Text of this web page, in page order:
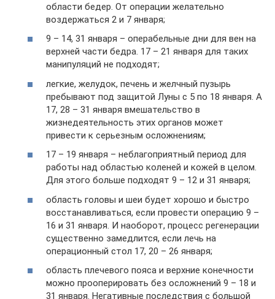
области бедер. От операции желательно
воздержаться 2 и 7 января;
9 – 14, 31 января – операбельные дни для вен на
верхней части бедра. 17 – 21 января для таких
манипуляций не подходят;
легкие, желудок, печень и желчный пузырь
пребывают под защитой Луны с 5 по 18 января. А
17, 28 – 31 января вмешательство в
жизнедеятельность этих органов может
привести к серьезным осложнениям;
17 – 19 января – неблагоприятный период для
работы над областью коленей и кожей в целом.
Для этого больше подходят 9 – 12 и 31 января;
область головы и шеи будет хорошо и быстро
восстанавливаться, если провести операцию 9 –
16 и 31 января. И наоборот, процесс регенерации
существенно замедлится, если лечь на
операционный стол 17, 20 – 26 января;
область плечевого пояса и верхние конечности
можно прооперировать без осложнений 9 – 18 и
31 января. Негативные последствия с большой